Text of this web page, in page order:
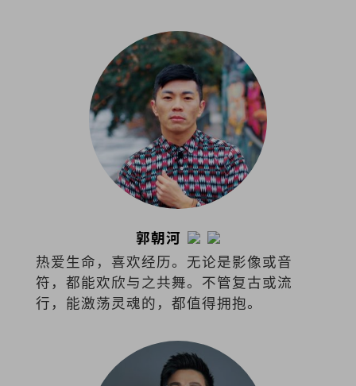
郭朝河
热爱生命，喜欢经历。无论是影像或音
符，都能欢欣与之共舞。不管复古或流
行，能激荡灵魂的，都值得拥抱。